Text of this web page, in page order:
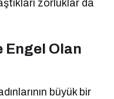
zorluklar da
Engel Olan
büyük bir